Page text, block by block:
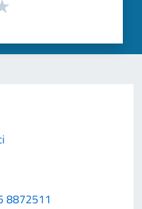
8872511